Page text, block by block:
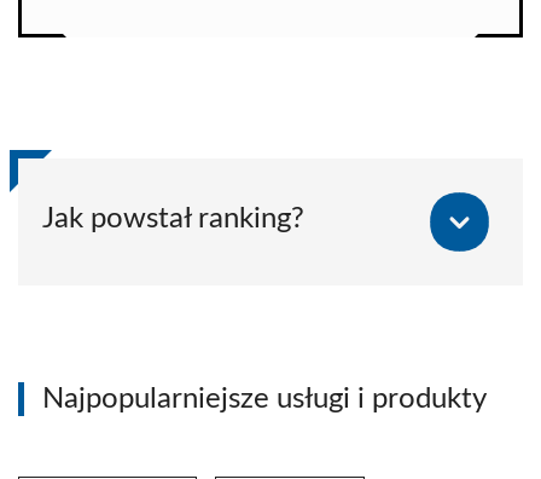
Jak powstał ranking?
Najpopularniejsze usługi i produkty